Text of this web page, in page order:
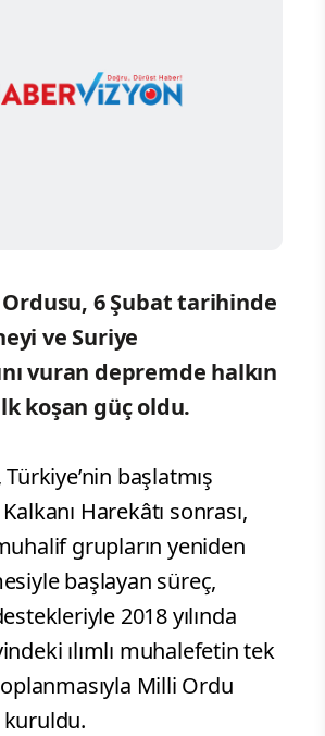
6 Şubat tarihinde
ve Suriye
vuran depremde halkın
koşan güç oldu.
Türkiye’nin başlatmış
Harekâtı sonrası,
grupların yeniden
başlayan süreç,
2018 yılında
ılımlı muhalefetin tek
Milli Ordu
kuruldu.